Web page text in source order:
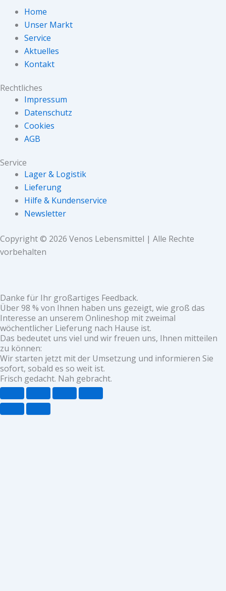
Home
Unser Markt
Service
Aktuelles
Kontakt
Rechtliches
Impressum
Datenschutz
Cookies
AGB
Service
Lager & Logistik
Lieferung
Hilfe & Kundenservice
Newsletter
Copyright © 2026 Venos Lebensmittel | Alle Rechte
vorbehalten
Danke für Ihr großartiges Feedback.
Über 98 % von Ihnen haben uns gezeigt, wie groß das
Interesse an unserem Onlineshop mit zweimal
wöchentlicher Lieferung nach Hause ist.
Das bedeutet uns viel und wir freuen uns, Ihnen mitteilen
zu können:
Wir starten jetzt mit der Umsetzung und informieren Sie
sofort, sobald es so weit ist.
Frisch gedacht. Nah gebracht.